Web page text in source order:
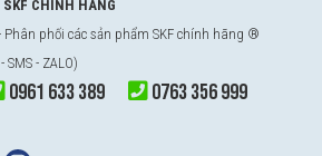
SKF CHÍNH HÃNG
phối các sản phẩm SKF chính hãng ®
- ZALO)
0961 633 389 0763 356 999